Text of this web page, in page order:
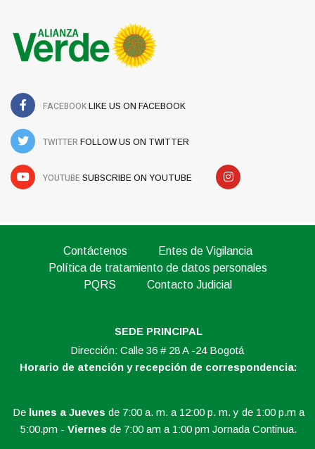
FACEBOOK LIKE US ON FACEBOOK
TWITTER FOLLOW US ON TWITTER
YOUTUBE SUBSCRIBE ON YOUTUBE
Contáctenos
Entes de Vigilancia
Política de tratamiento de datos personales
PQRS
Contacto Judicial
SEDE PRINCIPAL
Dirección: Calle 36 # 28 A -24 Bogotá
Horario de atención y recepción de correspondencia:
De lunes a Jueves de 7:00 a. m. a 12:00 p. m. y de 1:00 p.m a
5:00.pm - Viernes de 7:00 am a 1:00 pm Jornada Continua.